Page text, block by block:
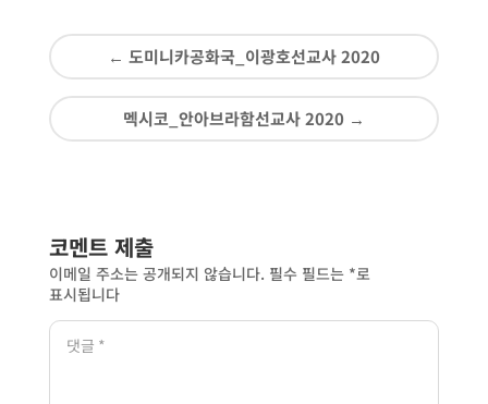
← 도미니카공화국_이광호선교사 2020
멕시코_안아브라함선교사 2020 →
코멘트 제출
이메일 주소는 공개되지 않습니다. 필수 필드는 *로
표시됩니다